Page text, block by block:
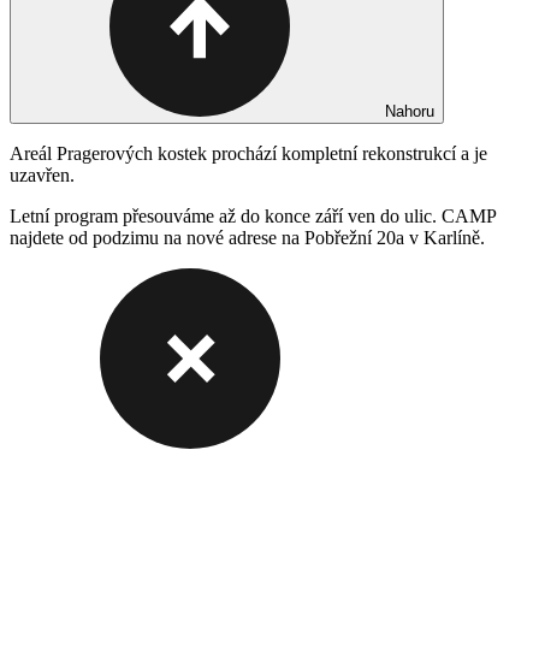
Nahoru
Areál Pragerových kostek prochází kompletní rekonstrukcí a je
uzavřen.
Letní program přesouváme až do konce září ven do ulic. CAMP
najdete od podzimu na nové adrese na Pobřežní 20a v Karlíně.